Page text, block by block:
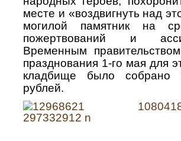
месте и «воздвигнуть над
могилой памятник на
пожертвований и
Временным
празднования 1-го мая для
кладбище было собрано
рублей.